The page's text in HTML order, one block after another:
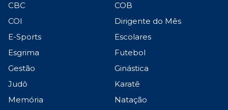
CBC
COB
COI
Dirigente do Mês
E-Sports
Escolares
Esgrima
Futebol
Gestão
Ginástica
Judô
Karatê
Memória
Natação